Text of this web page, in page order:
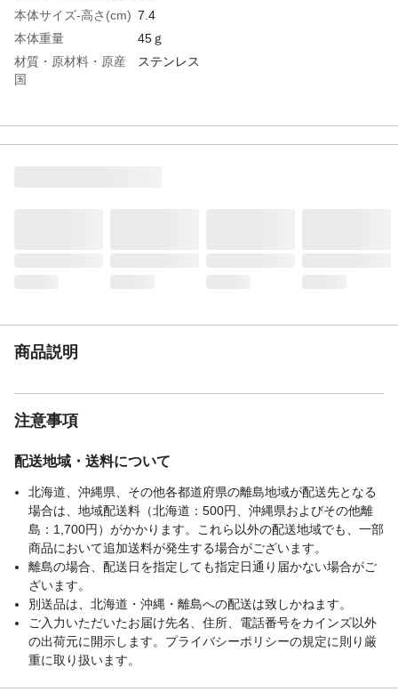
本体サイズ-高さ(cm) 7.4
本体重量
45ｇ
材質・原材料・原産
国
ステンレス
商品説明
注意事項
配送地域・送料について
北海道、沖縄県、その他各都道府県の離島地域が配送先となる
場合は、地域配送料（北海道：500円、沖縄県およびその他離
島：1,700円）がかかります。これら以外の配送地域でも、一部
商品において追加送料が発生する場合がございます。
離島の場合、配送日を指定しても指定日通り届かない場合がご
ざいます。
別送品は、北海道・沖縄・離島への配送は致しかねます。
ご入力いただいたお届け先名、住所、電話番号をカインズ以外
の出荷元に開示します。プライバシーポリシーの規定に則り厳
重に取り扱います。